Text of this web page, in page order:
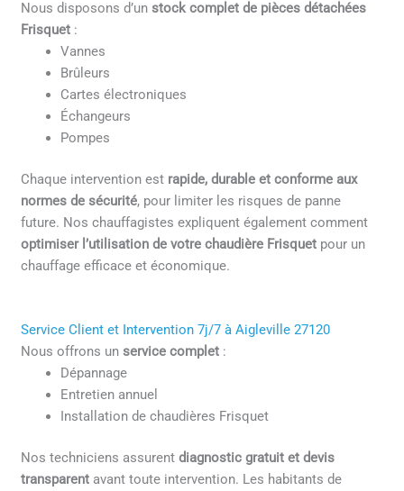
Nous disposons d’unstock complet de pièces détachées
Frisquet :
Vannes
Brûleurs
Cartes électroniques
Échangeurs
Pompes
Chaque intervention est rapide, durable et conforme aux
normes de sécurité, pour limiter les risques de panne
future. Nos chauffagistes expliquent également comment
optimiser l’utilisation de votre chaudière Frisquet pour un
chauffage efficace et économique.
Service Client et Intervention 7j/7 à Aigleville 27120
Nous offrons unservice complet :
Dépannage
Entretien annuel
Installation de chaudières Frisquet
Nos techniciens assurentdiagnostic gratuit et devis
transparent avant toute intervention. Les habitants de